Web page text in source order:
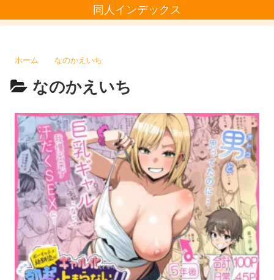
同人インデックス
ホーム なのかえいち
なのかえいち